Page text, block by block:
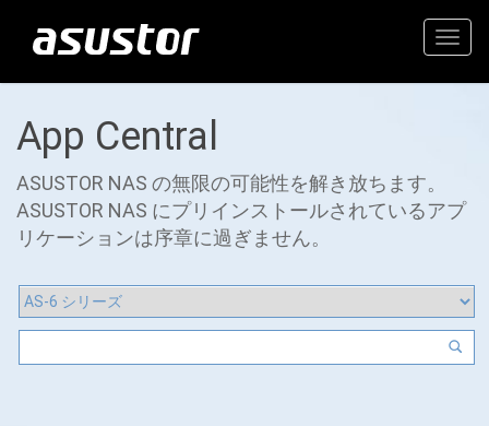
App Central
ASUSTOR NAS の無限の可能性を解き放ちます。
ASUSTOR NAS にプリインストールされているアプ
リケーションは序章に過ぎません。